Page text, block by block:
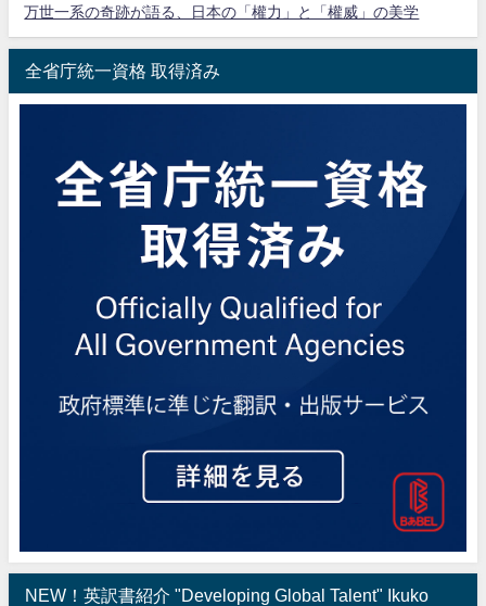
万世一系の奇跡が語る、日本の「權力」と「權威」の美学
全省庁統一資格 取得済み
NEW！英訳書紹介 "Developing Global Talent" Ikuko